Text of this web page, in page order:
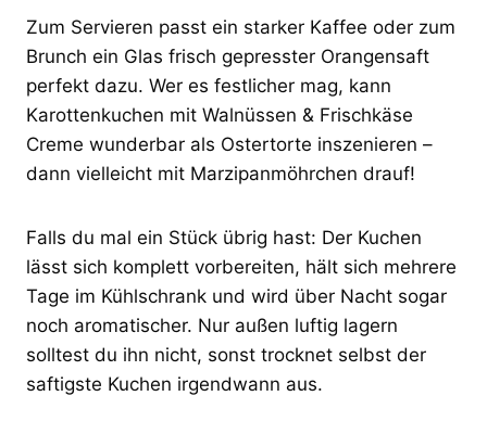
Zum Servieren passt ein starker Kaffee oder zum
Brunch ein Glas frisch gepresster Orangensaft
perfekt dazu. Wer es festlicher mag, kann
Karottenkuchen mit Walnüssen & Frischkäse
Creme wunderbar als Ostertorte inszenieren –
dann vielleicht mit Marzipanmöhrchen drauf!
Falls du mal ein Stück übrig hast: Der Kuchen
lässt sich komplett vorbereiten, hält sich mehrere
Tage im Kühlschrank und wird über Nacht sogar
noch aromatischer. Nur außen luftig lagern
solltest du ihn nicht, sonst trocknet selbst der
saftigste Kuchen irgendwann aus.